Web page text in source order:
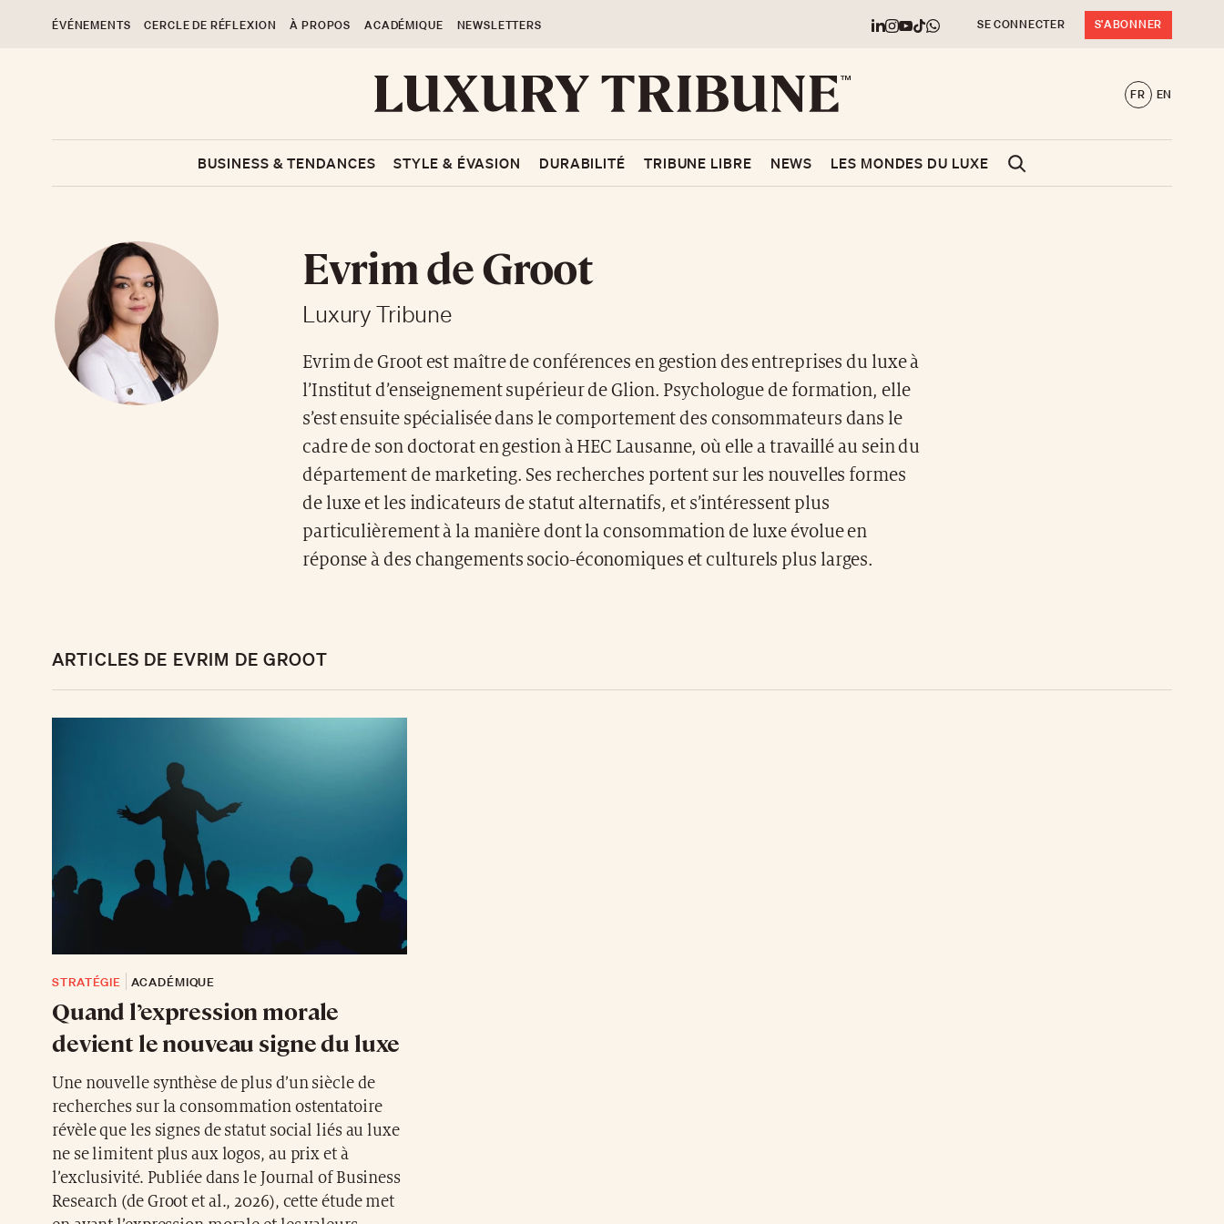
ÉVÉNEMENTS CERCLE DE RÉFLEXION À PROPOS ACADÉMIQUE NEWSLETTERS SE CONNECTER S'ABONNER
FR EN
BUSINESS & TENDANCES STYLE & ÉVASION DURABILITÉ TRIBUNE LIBRE NEWS LES MONDES DU LUXE
Evrim de Groot
Luxury Tribune
Evrim de Groot est maître de conférences en gestion des entreprises du luxe à
l’Institut d’enseignement supérieur de Glion. Psychologue de formation, elle
s’est ensuite spécialisée dans le comportement des consommateurs dans le
cadre de son doctorat en gestion à HEC Lausanne, où elle a travaillé au sein du
département de marketing. Ses recherches portent sur les nouvelles formes
de luxe et les indicateurs de statut alternatifs, et s’intéressent plus
particulièrement à la manière dont la consommation de luxe évolue en
réponse à des changements socio-économiques et culturels plus larges.
ARTICLES DE EVRIM DE GROOT
STRATÉGIE ACADÉMIQUE
Quand l’expression morale
devient le nouveau signe du luxe
Une nouvelle synthèse de plus d’un siècle de
recherches sur la consommation ostentatoire
révèle que les signes de statut social liés au luxe
ne se limitent plus aux logos, au prix et à
l’exclusivité. Publiée dans le Journal of Business
Research (de Groot et al., 2026), cette étude met